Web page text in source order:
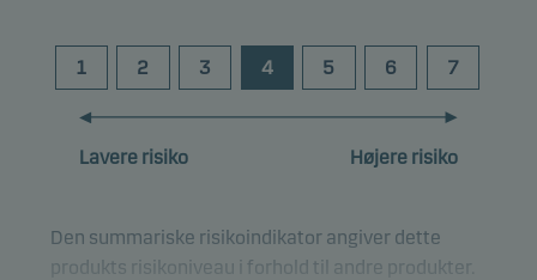
1 2 3 4 5 6 7
Lavere risiko Højere risiko
Den summariske risikoindikator angiver dette
produkts risikoniveau i forhold til andre produkter.